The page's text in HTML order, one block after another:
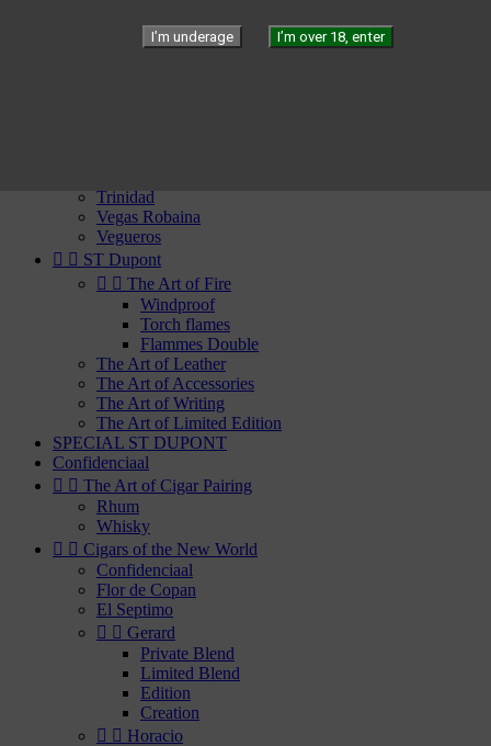
I’m underage I’m over 18, enter
Trinidad
Vegas Robaina
Vegueros
  ST Dupont
  The Art of Fire
Windproof
Torch flames
Flammes Double
The Art of Leather
The Art of Accessories
The Art of Writing
The Art of Limited Edition
SPECIAL ST DUPONT
Confidenciaal
  The Art of Cigar Pairing
Rhum
Whisky
  Cigars of the New World
Confidenciaal
Flor de Copan
El Septimo
  Gerard
Private Blend
Limited Blend
Edition
Creation
  Horacio